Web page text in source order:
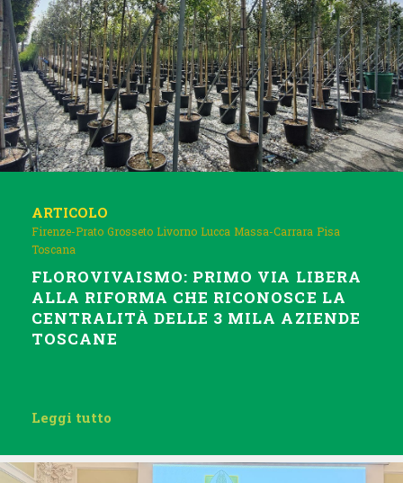
ARTICOLO
Firenze-Prato Grosseto Livorno Lucca Massa-Carrara Pisa
Toscana
FLOROVIVAISMO: PRIMO VIA LIBERA
ALLA RIFORMA CHE RICONOSCE LA
CENTRALITÀ DELLE 3 MILA AZIENDE
TOSCANE
Leggi tutto